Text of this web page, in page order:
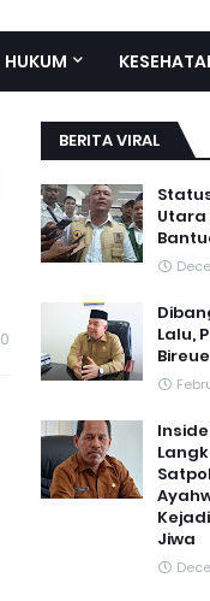
HUKUM
0
BERITA VIRAL
Utara
Lalu,
Jiwa